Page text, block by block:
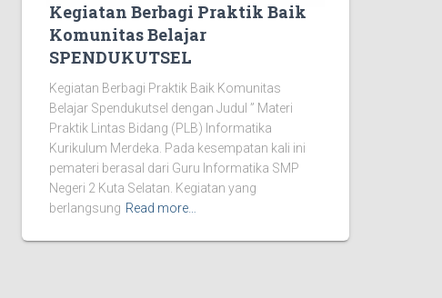
Kegiatan Berbagi Praktik Baik
Komunitas Belajar
SPENDUKUTSEL
Kegiatan Berbagi Praktik Baik Komunitas
Belajar Spendukutsel dengan Judul ” Materi
Praktik Lintas Bidang (PLB) Informatika
Kurikulum Merdeka. Pada kesempatan kali ini
pemateri berasal dari Guru Informatika SMP
Negeri 2 Kuta Selatan. Kegiatan yang
berlangsung Read more…